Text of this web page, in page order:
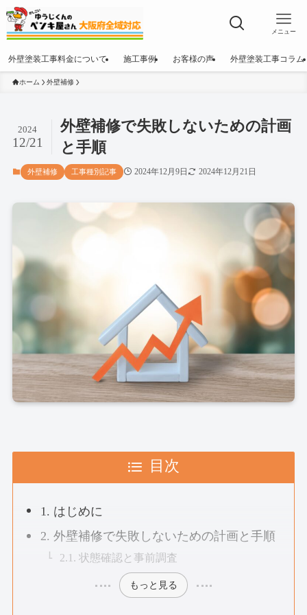
メニュー
外壁塗装工事料金について 施工事例 お客様の声 外壁塗装工事コラム
ホーム 外壁補修
外壁補修で失敗しないための計画
と手順
2024
12/21
外壁補修 工事種別記事 2024年12月9日 2024年12月21日
目次
1. はじめに
2. 外壁補修で失敗しないための計画と手順
2.1. 状態確認と事前調査
もっと見る